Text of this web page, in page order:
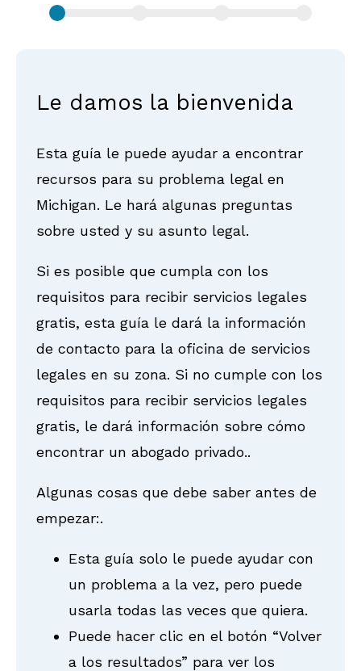
Le damos la bienvenida
Esta guía le puede ayudar a encontrar
recursos para su problema legal en
Michigan. Le hará algunas preguntas
sobre usted y su asunto legal.
Si es posible que cumpla con los
requisitos para recibir servicios legales
gratis, esta guía le dará la información
de contacto para la oficina de servicios
legales en su zona. Si no cumple con los
requisitos para recibir servicios legales
gratis, le dará información sobre cómo
encontrar un abogado privado..
Algunas cosas que debe saber antes de
empezar:.
Esta guía solo le puede ayudar con
un problema a la vez, pero puede
usarla todas las veces que quiera.
Puede hacer clic en el botón “Volver
a los resultados” para ver los